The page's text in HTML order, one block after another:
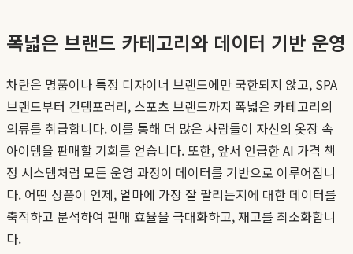
폭넓은 브랜드 카테고리와 데이터 기반 운영
차란은 명품이나 특정 디자이너 브랜드에만 국한되지 않고, SPA
브랜드부터 컨템포러리, 스포츠 브랜드까지 폭넓은 카테고리의
의류를 취급합니다. 이를 통해 더 많은 사람들이 자신의 옷장 속
아이템을 판매할 기회를 얻습니다. 또한, 앞서 언급한 AI 가격 책
정 시스템처럼 모든 운영 과정이 데이터를 기반으로 이루어집니
다. 어떤 상품이 언제, 얼마에 가장 잘 팔리는지에 대한 데이터를
축적하고 분석하여 판매 효율을 극대화하고, 재고를 최소화합니
다.